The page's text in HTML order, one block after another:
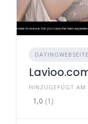
HINZUGEFÜGT
1,0 (1)